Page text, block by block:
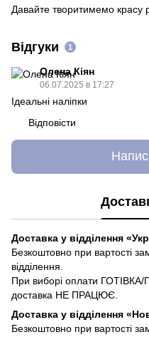
Давайте творитимемо красу
Відгуки 1
Олена Кіян
06.07.2025 в 17:27
Ідеальні наліпки
Відповісти
Доставка у відділення
Безкоштовно при вартості
відділення.
При виборі оплати
доставка НЕ ПРАЦЮЄ.
Доставка у відділення
Безкоштовно при вартості